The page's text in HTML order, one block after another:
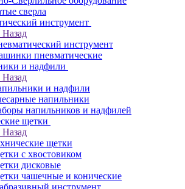
сверла
инструмент
Назад
инструмент
пневматические
и надфили
Назад
и надфили
напильники
напильников и надфилей
щетки
Назад
щетки
с хвостовиком
дисковые
чашечные и конические
инструмент